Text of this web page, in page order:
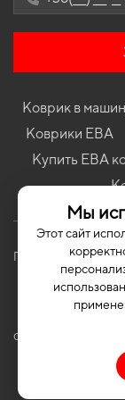
Мы
Этот сайт
EU Hatchback 3-х
Коврики в салон
Коврики в салон
Коврики в салон
поколение EU/
Коврики в салон
Hatchback рест 5-
Коврики в салон
Hatchback
Коврики в салон
Minivan
Коврик в
Коврики ЕВА
Купить ЕВА
Политика
COPYRIGHT |